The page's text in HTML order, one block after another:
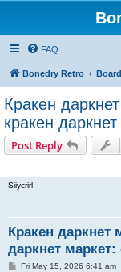
FAQ
Bonedry Retro
Кракен
кракен
Post Reply
Siiycrirl
Кракен даркнет
даркнет маркет:
PFri May 15, 2026 6:41 am